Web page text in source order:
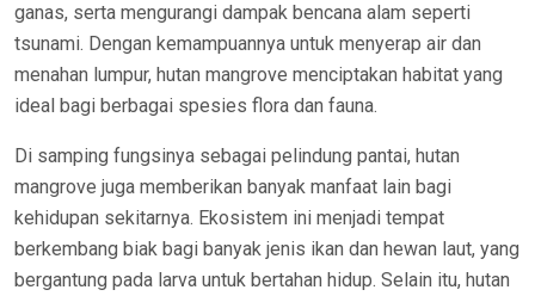
ganas, serta mengurangi dampak bencana alam seperti
tsunami. Dengan kemampuannya untuk menyerap air dan
menahan lumpur, hutan mangrove menciptakan habitat yang
ideal bagi berbagai spesies flora dan fauna.
Di samping fungsinya sebagai pelindung pantai, hutan
mangrove juga memberikan banyak manfaat lain bagi
kehidupan sekitarnya. Ekosistem ini menjadi tempat
berkembang biak bagi banyak jenis ikan dan hewan laut, yang
bergantung pada larva untuk bertahan hidup. Selain itu, hutan